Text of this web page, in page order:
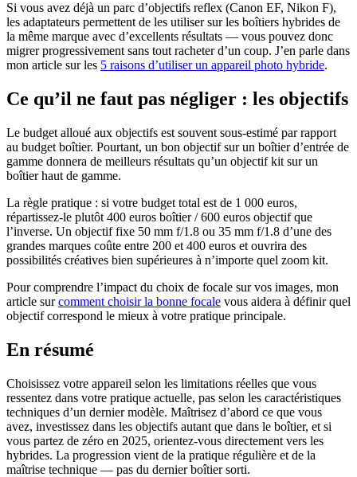
Si vous avez déjà un parc d’objectifs reflex (Canon EF, Nikon F),
les adaptateurs permettent de les utiliser sur les boîtiers hybrides de
la même marque avec d’excellents résultats — vous pouvez donc
migrer progressivement sans tout racheter d’un coup. J’en parle dans
mon article sur les 5 raisons d’utiliser un appareil photo hybride.
Ce qu’il ne faut pas négliger : les objectifs
Le budget alloué aux objectifs est souvent sous-estimé par rapport
au budget boîtier. Pourtant, un bon objectif sur un boîtier d’entrée de
gamme donnera de meilleurs résultats qu’un objectif kit sur un
boîtier haut de gamme.
La règle pratique : si votre budget total est de 1 000 euros,
répartissez-le plutôt 400 euros boîtier / 600 euros objectif que
l’inverse. Un objectif fixe 50 mm f/1.8 ou 35 mm f/1.8 d’une des
grandes marques coûte entre 200 et 400 euros et ouvrira des
possibilités créatives bien supérieures à n’importe quel zoom kit.
Pour comprendre l’impact du choix de focale sur vos images, mon
article surcomment choisir la bonne focale vous aidera à définir quel
objectif correspond le mieux à votre pratique principale.
En résumé
Choisissez votre appareil selon les limitations réelles que vous
ressentez dans votre pratique actuelle, pas selon les caractéristiques
techniques d’un dernier modèle. Maîtrisez d’abord ce que vous
avez, investissez dans les objectifs autant que dans le boîtier, et si
vous partez de zéro en 2025, orientez-vous directement vers les
hybrides. La progression vient de la pratique régulière et de la
maîtrise technique — pas du dernier boîtier sorti.